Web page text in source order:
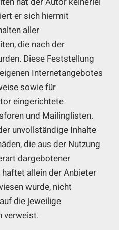
er sich hiermit
aller
die nach der
Diese Feststellung
Internetangebotes
sowie für
eingerichtete
und Mailinglisten.
unvollständige Inhalte
die aus der Nutzung
dargebotener
allein der Anbieter
wurde, nicht
die jeweilige
verweist.